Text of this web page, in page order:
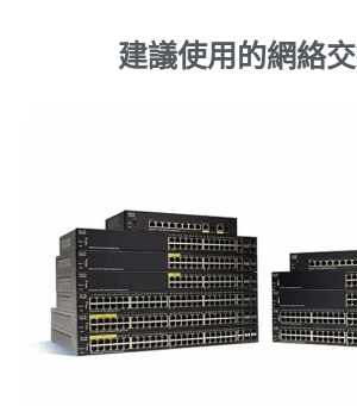
建議使用的網絡